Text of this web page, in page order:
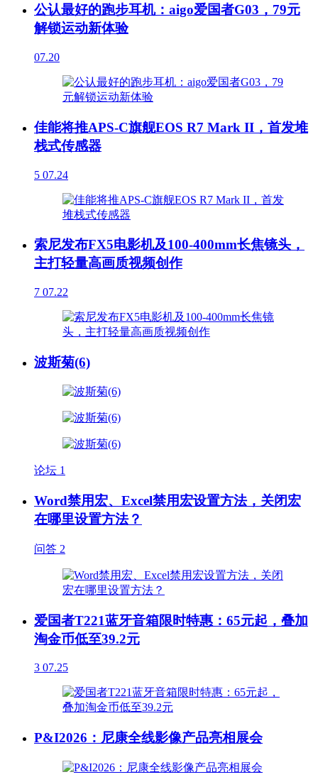
公认最好的跑步耳机：aigo爱国者G03，79元
解锁运动新体验
07.20
佳能将推APS-C旗舰EOS R7 Mark II，首发堆
栈式传感器
5 07.24
索尼发布FX5电影机及100-400mm长焦镜头，
主打轻量高画质视频创作
7 07.22
波斯菊(6)
论坛 1
Word禁用宏、Excel禁用宏设置方法，关闭宏
在哪里设置方法？
问答 2
爱国者T221蓝牙音箱限时特惠：65元起，叠加
淘金币低至39.2元
3 07.25
P&I2026：尼康全线影像产品亮相展会